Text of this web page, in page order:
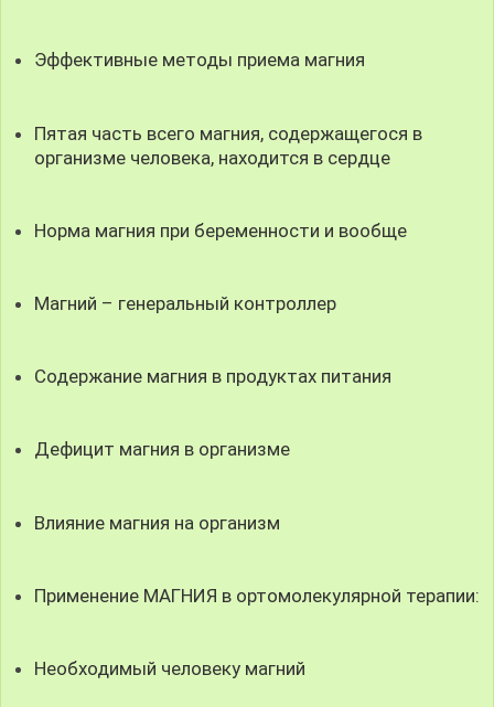
Эффективные методы приема магния
Пятая часть всего магния, содержащегося в
организме человека, находится в сердце
Норма магния при беременности и вообще
Магний – генеральный контроллер
Содержание магния в продуктах питания
Дефицит магния в организме
Влияние магния на организм
Применение МАГНИЯ в ортомолекулярной терапии:
Необходимый человеку магний